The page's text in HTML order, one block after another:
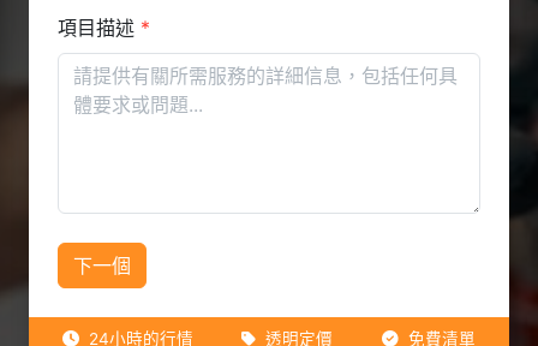
項目描述 *
下一個
24小時的行情 透明定價 免費清單